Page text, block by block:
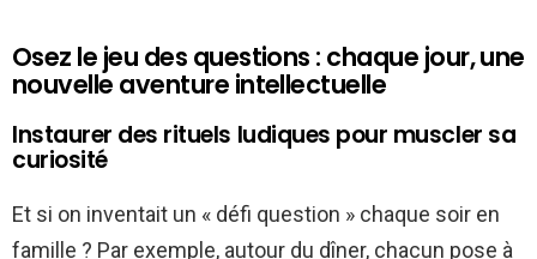
Osez le jeu des questions : chaque jour, une
nouvelle aventure intellectuelle
Instaurer des rituels ludiques pour muscler sa
curiosité
Et si on inventait un « défi question » chaque soir en
famille ? Par exemple, autour du dîner, chacun pose à